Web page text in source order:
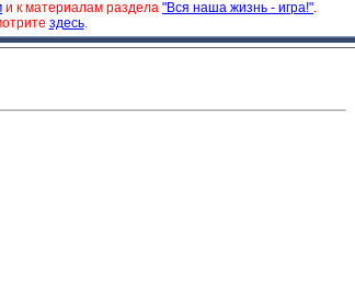
и к материалам раздела "Вся наша жизнь - игра!".
здесь.